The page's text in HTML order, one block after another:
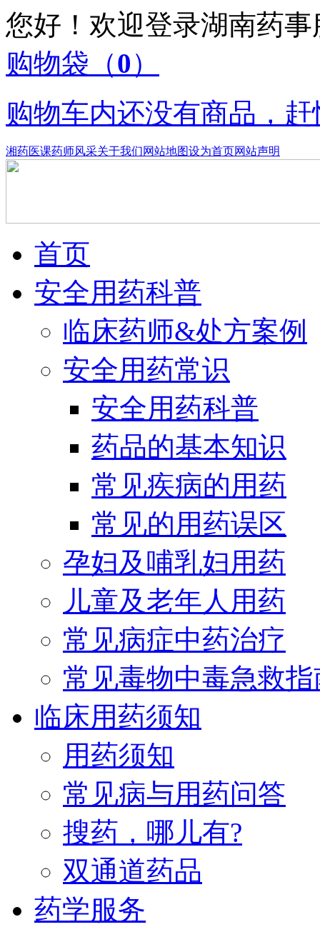
您好！欢迎登录湖南药
购物袋 （0）
购物车内还没有商品，
湘药医课药师风采关于我们网站地图设为首页网站声明
首页
安全用药科普
临床药师&处方案例
安全用药常识
安全用药科普
药品的基本知识
常见疾病的用药
常见的用药误区
孕妇及哺乳妇用药
儿童及老年人用药
常见病症中药治疗
常见毒物中毒急救指
临床用药须知
用药须知
常见病与用药问答
搜药，哪儿有?
双通道药品
药学服务